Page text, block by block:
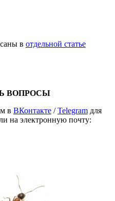
в отдельной статье
ВОПРОСЫ
в ВКонтакте/Telegramдля
на электронную почту: